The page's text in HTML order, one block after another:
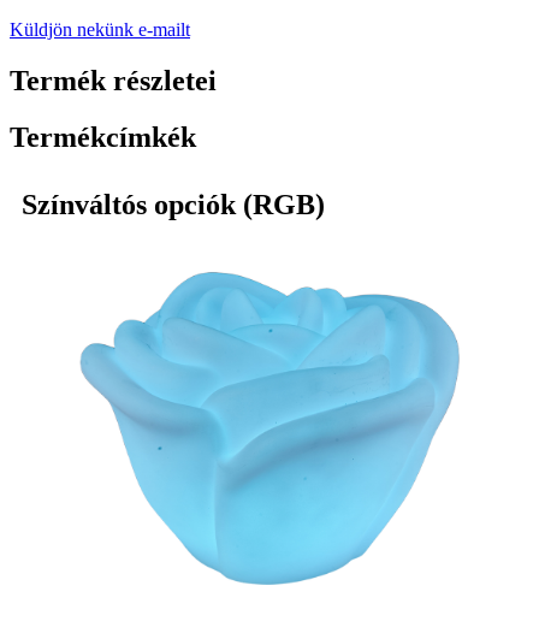
Küldjön nekünk e-mailt
Termék részletei
Termékcímkék
Színváltós opciók (RGB)